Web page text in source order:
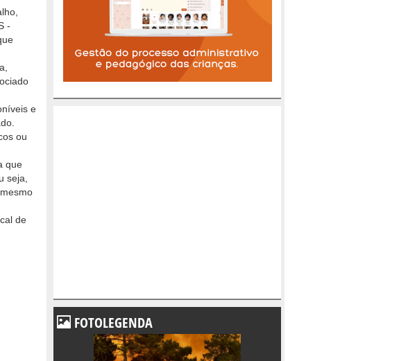
-
e
ou
que
seja,
de
FOTOLEGENDA